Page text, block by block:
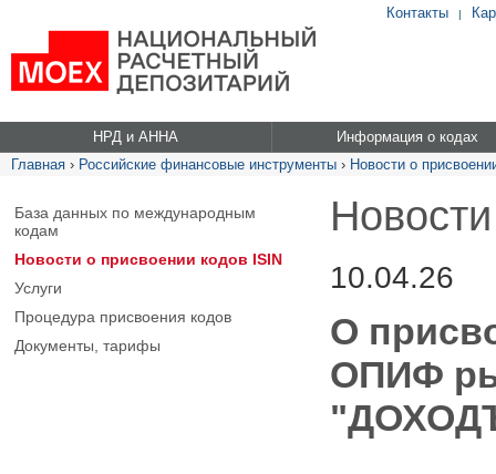
Контакты |
НРД и АННА
Информация о кодах
Главная › Российские финансовые инструменты › Новости о
База данных по международным
кодам
Новости о присвоении кодов ISIN
Услуги
Процедура присвоения кодов
Документы, тарифы
10.04.26
О
ОПИФ